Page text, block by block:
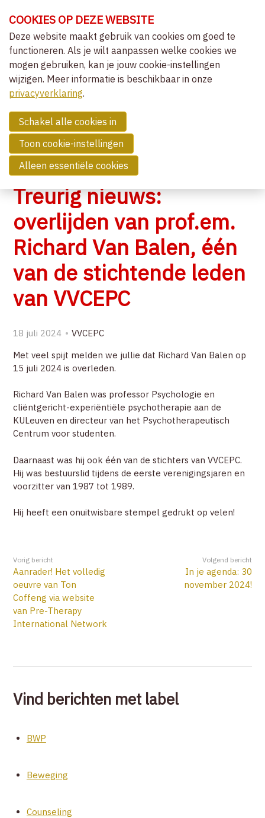
links
over
Spring
naar
de
navigatie
naar
de
inhoud
Treurig nieuws:
overlijden van prof.em.
Richard Van Balen, één
van de stichtende leden
van VVCEPC
18 juli 2024
VVCEPC
Met veel spijt melden we jullie dat Richard Van Balen op
15 juli 2024 is overleden.
Richard Van Balen was professor Psychologie en
cliëntgericht-experiëntiële psychotherapie aan de
KULeuven en directeur van het Psychotherapeutisch
Centrum voor studenten.
Daarnaast was hij ook één van de stichters van VVCEPC.
Hij was bestuurslid tijdens de eerste verenigingsjaren en
voorzitter van 1987 tot 1989.
Hij heeft een onuitwisbare stempel gedrukt op velen!
Vorig bericht
Aanrader! Het volledig
oeuvre van Ton
Coffeng via website
van Pre-Therapy
International Network
Volgend bericht
In je agenda: 30
november 2024!
Vind berichten met label
BWP
Beweging
Counseling
OVER VVCEPC
CLIËNTGERICHT-EXPERIËNTIEEL
NIEUWS
OVERZICHT ACTIVITEITEN
NIEUWS
COMMUNITY
ZOEK EEN THERAPEUT
CONTACT
ZOEK
COOKIES OP DEZE WEBSITE
Deze website maakt gebruik van cookies om goed te
functioneren. Als je wilt aanpassen welke cookies we
mogen gebruiken, kan je jouw cookie-instellingen
wijzigen. Meer informatie is beschikbaar in onze
privacyverklaring.
Schakel alle cookies in
Toon cookie-instellingen
Alleen essentiële cookies